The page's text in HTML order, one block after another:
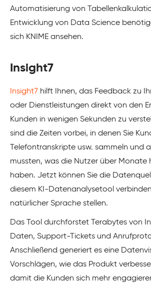
Automatisierung von
Entwicklung von Data Science
sich KNIME ansehen.
Insight7
Insight7 hilft Ihnen, das Feedback zu
oder Dienstleistungen direkt von den
Kunden in wenigen Sekunden zu
sind die Zeiten vorbei, in denen Sie
Telefontranskripte usw. sammeln und
mussten, was die Nutzer über Monate
haben. Jetzt können Sie die
diesem KI-Datenanalysetool
natürlicher Sprache stellen.
Das Tool durchforstet Terabytes von
Daten, Support-Tickets und
Anschließend generiert es eine
Vorschlägen, wie das Produkt
damit die Kunden sich mehr